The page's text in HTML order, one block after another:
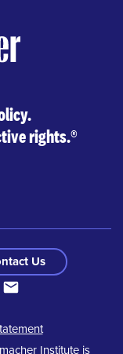
rights.®
Us
Institute is